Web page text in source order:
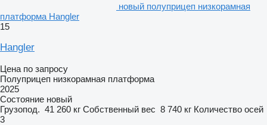
новый полуприцеп низкорамная
платформа Hangler
15
Hangler
Цена по запросу
Полуприцеп низкорамная платформа
2025
Состояние новый
Грузопод. 41 260 кг Собственный вес 8 740 кг Количество осей
3